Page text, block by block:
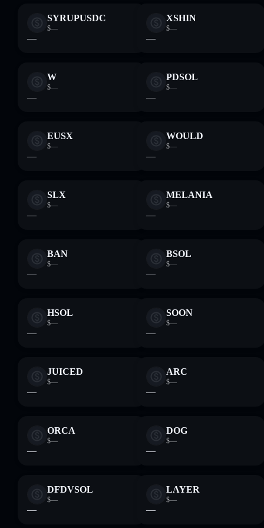
SYRUPUSDC
$—
—
XSHIN
$—
—
W
$—
—
PDSOL
$—
—
EUSX
$—
—
WOULD
$—
—
SLX
$—
—
MELANIA
$—
—
BAN
$—
—
BSOL
$—
—
HSOL
$—
—
SOON
$—
—
JUICED
$—
—
ARC
$—
—
ORCA
$—
—
DOG
$—
—
DFDVSOL
$—
—
LAYER
$—
—